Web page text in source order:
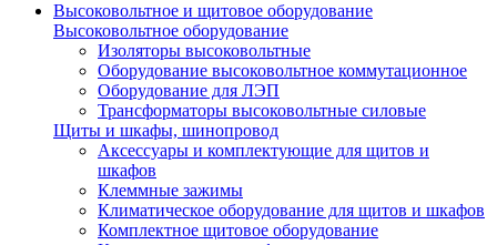
Высоковольтное и щитовое оборудование
Высоковольтное оборудование
Изоляторы высоковольтные
Оборудование высоковольтное коммутационное
Оборудование для ЛЭП
Трансформаторы высоковольтные силовые
Щиты и шкафы, шинопровод
Аксессуары и комплектующие для щитов и
шкафов
Клеммные зажимы
Климатическое оборудование для щитов и шкафов
Комплектное щитовое оборудование